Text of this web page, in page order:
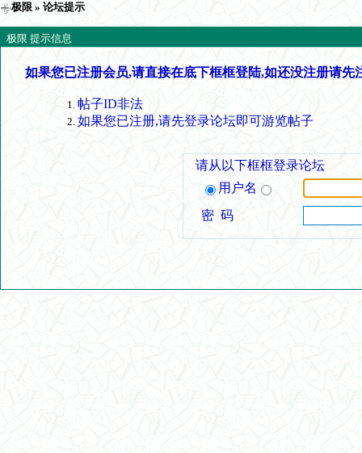
极限 » 论坛提示
极限 提示信息
如果您已注册会员,请直接在底下框框登陆,如还没注册请先
帖子ID非法
如果您已注册,请先登录论坛即可游览帖子
请从以下框框登录论坛
用户名
密 码